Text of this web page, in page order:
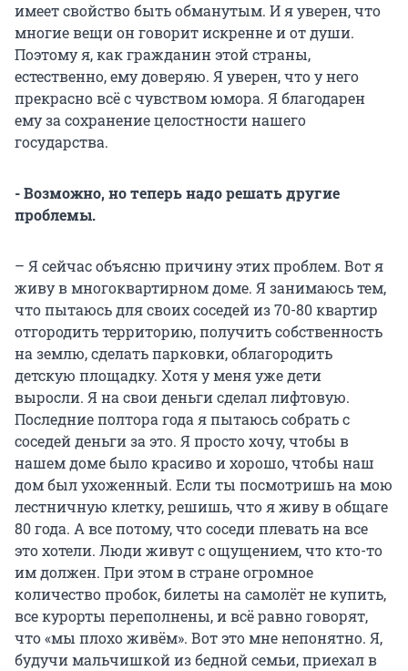
имеет свойство быть обманутым. И я уверен, что
многие вещи он говорит искренне и от души.
Поэтому я, как гражданин этой страны,
естественно, ему доверяю. Я уверен, что у него
прекрасно всё с чувством юмора. Я благодарен
ему за сохранение целостности нашего
государства.
- Возможно, но теперь надо решать другие
проблемы.
– Я сейчас объясню причину этих проблем. Вот я
живу в многоквартирном доме. Я занимаюсь тем,
что пытаюсь для своих соседей из 70-80 квартир
отгородить территорию, получить собственность
на землю, сделать парковки, облагородить
детскую площадку. Хотя у меня уже дети
выросли. Я на свои деньги сделал лифтовую.
Последние полтора года я пытаюсь собрать с
соседей деньги за это. Я просто хочу, чтобы в
нашем доме было красиво и хорошо, чтобы наш
дом был ухоженный. Если ты посмотришь на мою
лестничную клетку, решишь, что я живу в общаге
80 года. А все потому, что соседи плевать на все
это хотели. Люди живут с ощущением, что кто-то
им должен. При этом в стране огромное
количество пробок, билеты на самолёт не купить,
все курорты переполнены, и всё равно говорят,
что «мы плохо живём». Вот это мне непонятно. Я,
будучи мальчишкой из бедной семьи, приехал в